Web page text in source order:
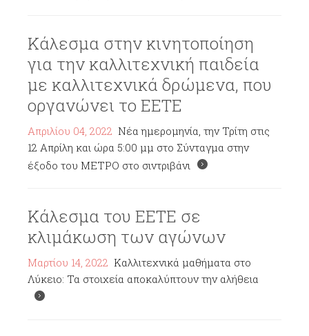
Κάλεσμα στην κινητοποίηση
για την καλλιτεχνική παιδεία
με καλλιτεχνικά δρώμενα, που
οργανώνει το ΕΕΤΕ
Απριλίου 04, 2022 Νέα ημερομηνία, την Τρίτη στις
12 Απρίλη και ώρα 5:00 μμ στο Σύνταγμα στην
έξοδο του ΜΕΤΡΟ στο σιντριβάνι
Κάλεσμα του ΕΕΤΕ σε
κλιμάκωση των αγώνων
Μαρτίου 14, 2022 Καλλιτεχνικά μαθήματα στο
Λύκειο: Τα στοιχεία αποκαλύπτουν την αλήθεια